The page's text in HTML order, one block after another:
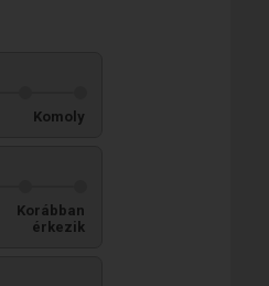
Komoly
Korábban
érkezik